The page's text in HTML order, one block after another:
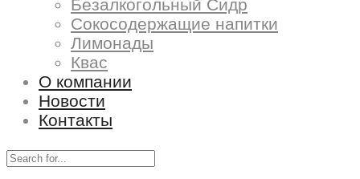
Безалкогольный Сидр
Сокосодержащие напитки
Лимонады
Квас
О компании
Новости
Контакты